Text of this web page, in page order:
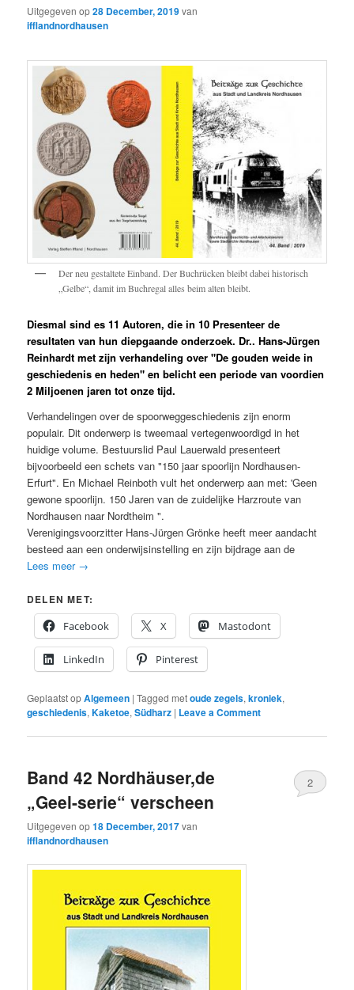
Uitgegeven op28 December, 2019van
ifflandnordhausen
Der neu gestaltete Einband.Der Buchrücken bleibt dabei historisch
„Gelbe“,damit im Buchregal alles beim alten bleibt.
Diesmal sind es 11 Autoren,die in 10 Presenteer de
resultaten van hun diepgaande onderzoek. Dr.. Hans-Jürgen
Reinhardt met zijn verhandeling over "De gouden weide in
geschiedenis en heden" en belicht een periode van voordien
2 Miljoenen jaren tot onze tijd.
Verhandelingen over de spoorweggeschiedenis zijn enorm
populair. Dit onderwerp is tweemaal vertegenwoordigd in het
huidige volume. Bestuurslid Paul Lauerwald presenteert
bijvoorbeeld een schets van "150 jaar spoorlijn Nordhausen-
Erfurt". En Michael Reinboth vult het onderwerp aan met: 'Geen
gewone spoorlijn. 150 Jaren van de zuidelijke Harzroute van
Nordhausen naar Nordtheim ".
Verenigingsvoorzitter Hans-Jürgen Grönke heeft meer aandacht
besteed aan een onderwijsinstelling en zijn bijdrage aan de
Lees meer →
DELEN MET:
Facebook
X Mastodont
LinkedIn Pinterest
Geplaatst opAlgemeen |Tagged metoude zegels,kroniek,
geschiedenis,Kaketoe,Südharz | Leave a Comment
Band 42 Nordhäuser,de
„Geel-serie“ verscheen
Uitgegeven op18 December, 2017van
ifflandnordhausen
2